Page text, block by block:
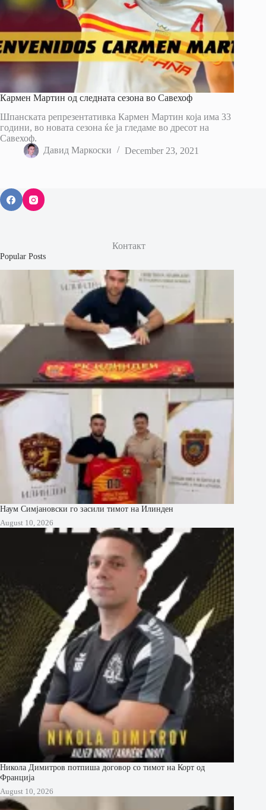
Кармен Мартин од следната сезона во Савехоф
Шпанската репрезентативка Кармен Мартин која има 33
години, во новата сезона ќе ја гледаме во дресот на
Савехоф.
Давид Маркоски
December 23, 2021
Контакт
Popular Posts
Наум Симјановски го засили тимот на Илинден
August 10, 2026
Никола Димитров потпиша договор со тимот на Корт од
Франција
August 10, 2026